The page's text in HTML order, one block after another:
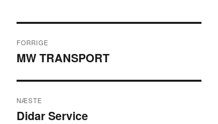
FORRIGE
Forrige
MW TRANSPORT
NÆSTE
Næste
Didar Service